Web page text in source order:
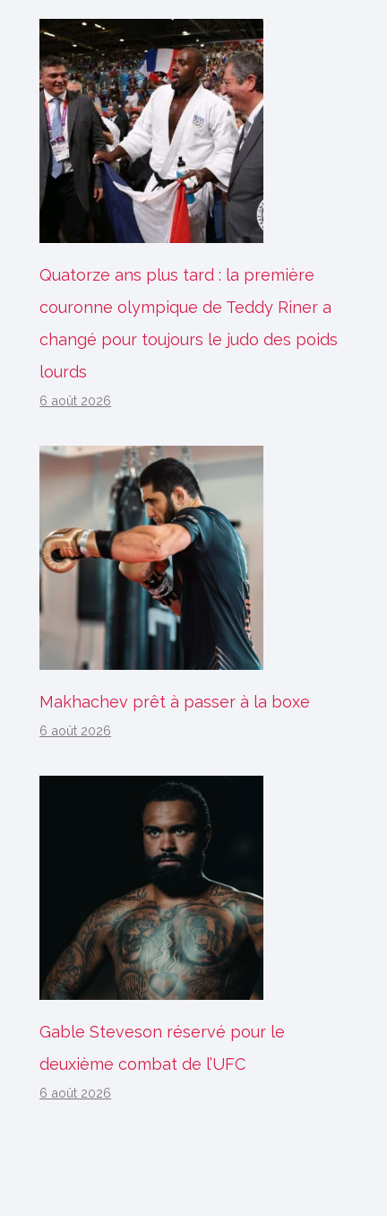
Quatorze ans plus tard : la première
couronne olympique de Teddy Riner a
changé pour toujours le judo des poids
lourds
6 août 2026
Makhachev prêt à passer à la boxe
6 août 2026
Gable Steveson réservé pour le
deuxième combat de l’UFC
6 août 2026